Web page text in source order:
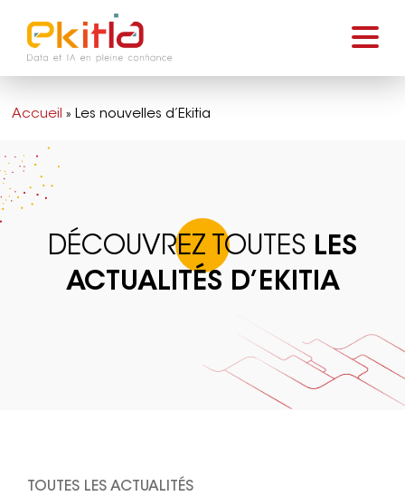
Accueil »Les nouvelles d’Ekitia
DÉCOUVREZ TOUTES LES
ACTUALITÉS D’EKITIA
TOUTES LES ACTUALITÉS